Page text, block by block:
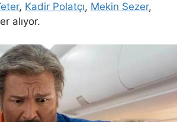
, Kadir Polatçı, Mekin Sezer,
alıyor.